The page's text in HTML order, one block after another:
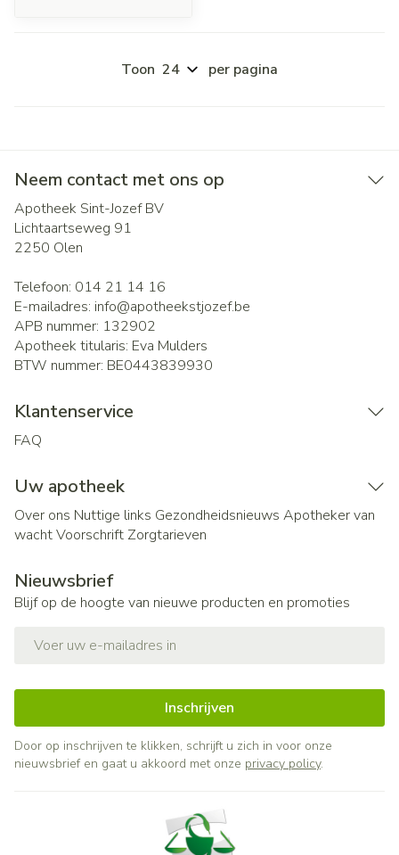
Toon per pagina
Neem contact met ons op
Apotheek Sint-Jozef BV
Lichtaartseweg 91
2250 Olen
Telefoon: 014 21 14 16
E-mailadres: info@apotheekstjozef.be
APB nummer: 132902
Apotheek titularis: Eva Mulders
BTW nummer: BE0443839930
Klantenservice
FAQ
Uw apotheek
Over ons Nuttige links Gezondheidsnieuws Apotheker van
wachtVoorschrift Zorgtarieven
Nieuwsbrief
Blijf op de hoogte van nieuwe producten en promoties
Inschrijven
Door op inschrijven te klikken, schrijft u zich in voor onze
nieuwsbrief en gaat u akkoord met onze privacy policy.